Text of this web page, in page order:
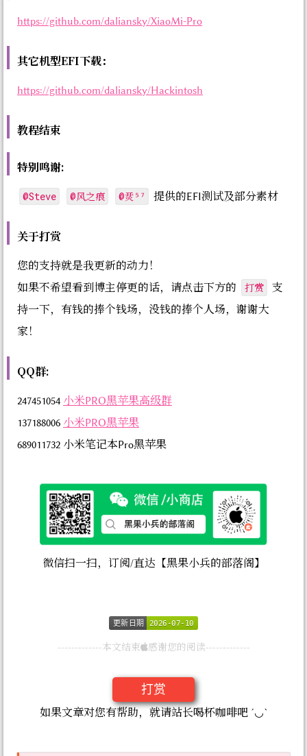
https://github.com/daliansky/XiaoMi-Pro
其它机型EFI下载：
https://github.com/daliansky/Hackintosh
教程结束
特别鸣谢:
@Steve @风之痕 @烎⁵⁷ 提供的EFI测试及部分素材
关于打赏
您的支持就是我更新的动力！
如果不希望看到博主停更的话，请点击下方的
打赏
支
持一下，有钱的捧个钱场，没钱的捧个人场，谢谢大
家！
QQ群:
247451054 小米PRO黑苹果高级群
137188006 小米PRO黑苹果
689011732 小米笔记本Pro黑苹果
微信扫一扫，订阅/直达【黑果小兵的部落阁】
更新日期
更新日期 2026-07-10
2026-07-10
-------------本文结束 感谢您的阅读-------------
打赏
如果文章对您有帮助，就请站长喝杯咖啡吧 ´◡`